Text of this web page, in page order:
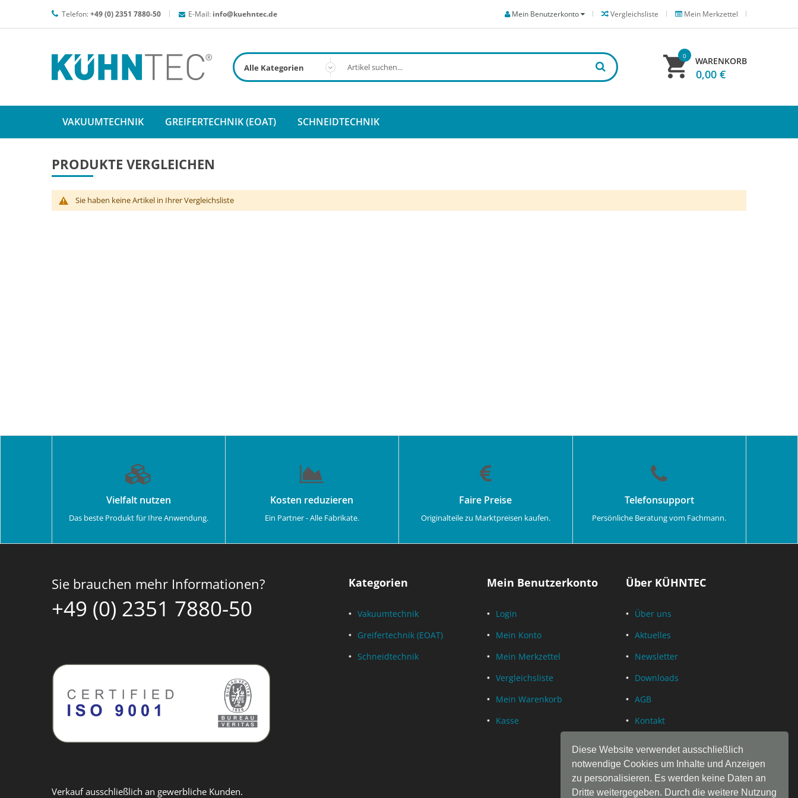
Diese Website verwendet ausschließlich
notwendige Cookies um Inhalte und Anzeigen
zu personalisieren. Es werden keine Daten an
Dritte weitergegeben. Durch die weitere Nutzung
Telefon:+49 (0) 2351 7880-50 E-Mail: info@kuehntec.de Mein Merkzettel
Vergleichsliste
Mein Benutzerkonto
WARENKORB
0
0,00 €
VAKUUMTECHNIK GREIFERTECHNIK (EOAT) SCHNEIDTECHNIK
PRODUKTE VERGLEICHEN
Sie haben keine Artikel in Ihrer Vergleichsliste
Vielfalt nutzen
Das beste Produkt für Ihre Anwendung.
Kosten reduzieren
Ein Partner - Alle Fabrikate.
Faire Preise
Originalteile zu Marktpreisen kaufen.
Telefonsupport
Persönliche Beratung vom Fachmann.
Sie brauchen mehr Informationen?
+49 (0) 2351 7880-50
Verkauf ausschließlich an gewerbliche Kunden.
Kategorien
Vakuumtechnik
Greifertechnik (EOAT)
Schneidtechnik
Mein Benutzerkonto
Login
Mein Konto
Mein Merkzettel
Vergleichsliste
Mein Warenkorb
Kasse
Über KÜHNTEC
Über uns
Aktuelles
Newsletter
Downloads
AGB
Kontakt
Impressum